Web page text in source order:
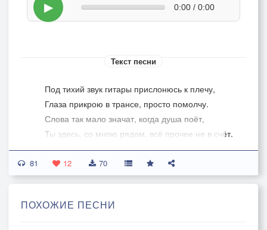
▶ 0:00 / 0:00
Текст песни
Под тихий звук гитары прислонюсь к плечу,
Глаза прикрою в трансе, просто помолчу.
Слова так мало значат, когда душа поёт,
Ты здесь, со мною рядом, всё прочее не в счёт.
Под тихий звук гитары мысли об одном -
Как долго будет мне казаться это сном.
С тобой хоть на край света, куда ни позовёшь.
81 12 70
ПОХОЖИЕ ПЕСНИ